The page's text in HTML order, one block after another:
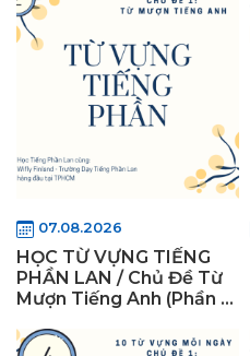
07.08.2026
HỌC TỪ VỰNG TIẾNG
PHẦN LAN / Chủ Đề Từ
Mượn Tiếng Anh (Phần 2)